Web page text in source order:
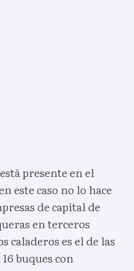
presente en el
este caso no lo hace
de capital de
en terceros
caladeros es el de las
buques con